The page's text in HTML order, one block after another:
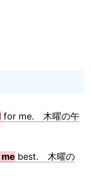
for me. 木曜の午
best. 木曜の